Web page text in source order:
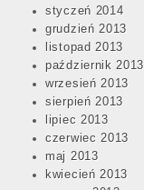
styczeń 2014
grudzień 2013
listopad 2013
październik 2013
wrzesień 2013
sierpień 2013
lipiec 2013
czerwiec 2013
maj 2013
kwiecień 2013